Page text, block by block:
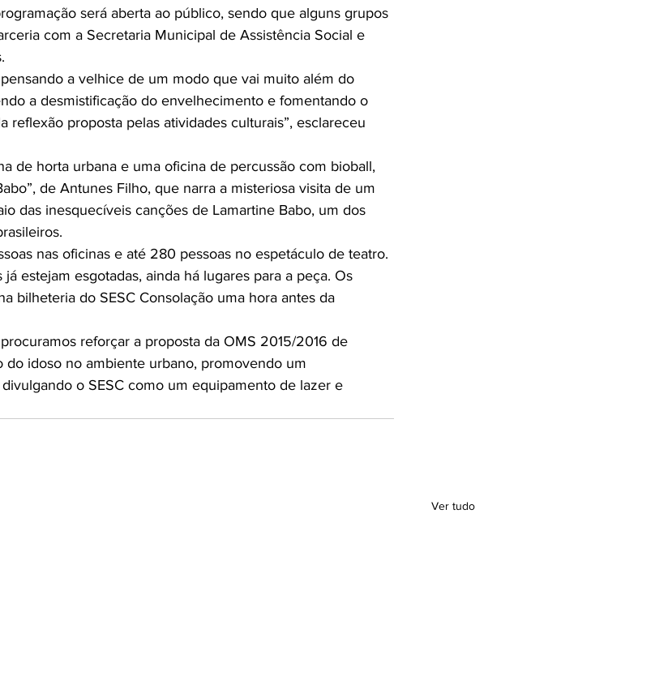
será aberta ao público, sendo que alguns grupos
com a Secretaria Municipal de Assistência Social e
a velhice de um modo que vai muito além do
a desmistificação do envelhecimento e fomentando o
reflexão proposta pelas atividades culturais”, esclareceu
de horta urbana e uma oficina de percussão com bioball,
de Antunes Filho, que narra a misteriosa visita de um
das inesquecíveis canções de Lamartine Babo, um dos
nas oficinas e até 280 pessoas no espetáculo de teatro.
já estejam esgotadas, ainda há lugares para a peça. Os
bilheteria do SESC Consolação uma hora antes da
reforçar a proposta da OMS 2015/2016 de
do idoso no ambiente urbano, promovendo um
o SESC como um equipamento de lazer e
Ver tudo